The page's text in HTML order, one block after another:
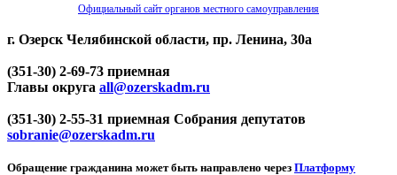
Официальный сайт органов местного самоуправления
г. Озерск Челябинской области, пр. Ленина, 30а
(351-30) 2-69-73 приемная
Главы округа all@ozerskadm.ru
(351-30) 2-55-31 приемная Собрания депутатов
sobranie@ozerskadm.ru
Обращение гражданина может быть направлено через Платформу